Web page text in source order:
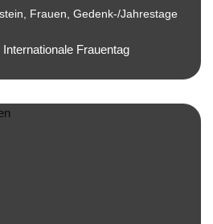
Frauen Gedenk-/Jahrestage
Frauentag